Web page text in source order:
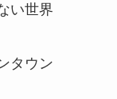
い世界
タウン